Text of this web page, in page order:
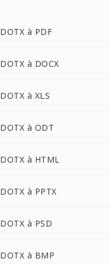
DOTX à PDF
DOTX à DOCX
DOTX à XLS
DOTX à ODT
DOTX à HTML
DOTX à PPTX
DOTX à PSD
DOTX à BMP